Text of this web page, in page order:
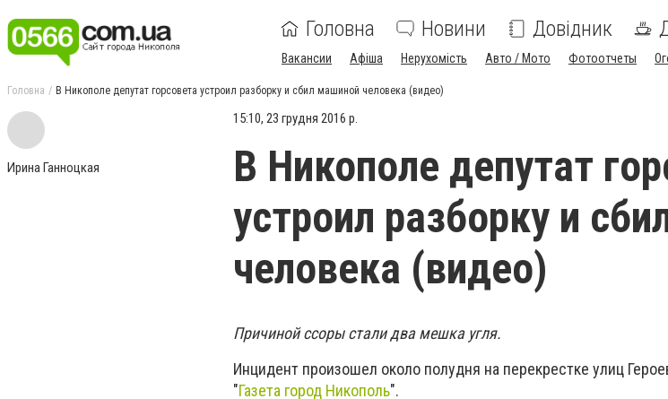
Головна Новини Довідник
Вакансии Афіша Нерухомість Авто / Мото Фотоотчеты
Головна В Никополе депутат горсовета устроил разборку и сбил машиной человека (видео)
Ирина Ганноцкая
15:10, 23 грудня 2016 р.
В Никополе депутат
устроил разборку и
человека (видео)
Причиной ссоры стали два мешка угля.
Инцидент произошел около полудня на перекрестке улиц
"Газета город Никополь".